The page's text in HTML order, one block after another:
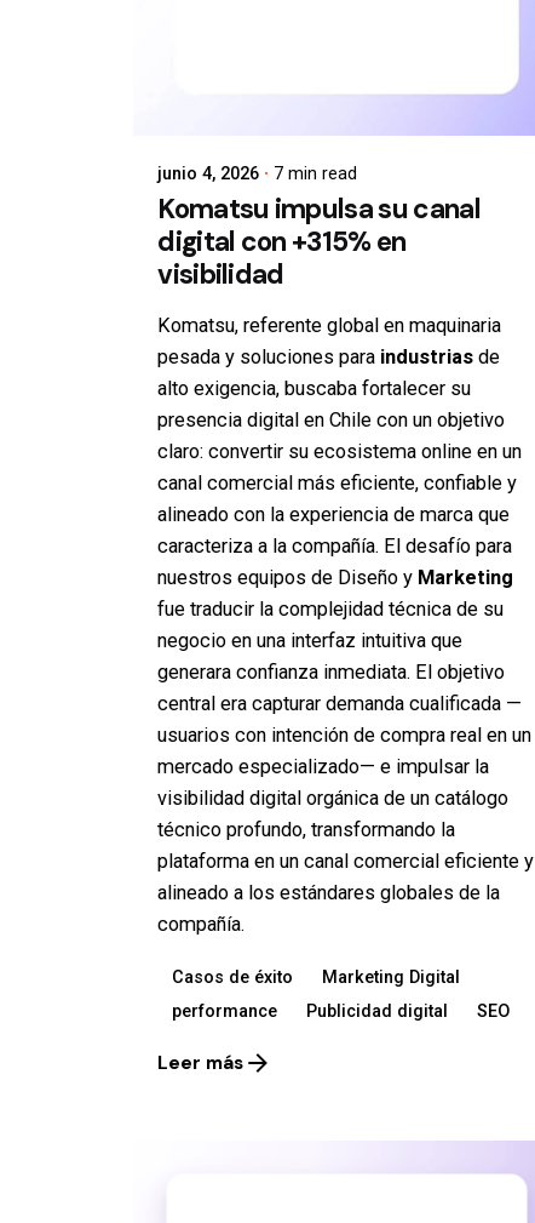
junio 4, 2026 7 min read
Komatsu impulsa su canal
digital con +315% en
visibilidad
Komatsu, referente global en maquinaria
pesada y soluciones para industriasde
alto exigencia, buscaba fortalecer su
presencia digital en Chile con un objetivo
claro: convertir su ecosistema online en un
canal comercial más eficiente, confiable y
alineado con la experiencia de marca que
caracteriza a la compañía. El desafío para
nuestros equipos de Diseño y Marketing
fue traducir la complejidad técnica de su
negocio en una interfaz intuitiva que
generara confianza inmediata. El objetivo
central era capturar demanda cualificada —
usuarios con intención de compra real en un
mercado especializado— e impulsar la
visibilidad digital orgánica de un catálogo
técnico profundo, transformando la
plataforma en un canal comercial eficiente y
alineado a los estándares globales de la
compañía.
Casos de éxito
Marketing Digital
performance
Publicidad digital SEO
Leer más